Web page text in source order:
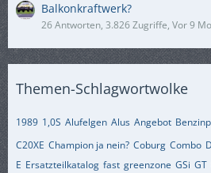
Balkonkraftwerk?
26 Antworten, 3.826 Zugriffe, Vor 9
Themen-Schlagwortwolke
1989 1,0S Alufelgen Alus Angebot
C20XE Champion ja nein? Coburg Combo
E Ersatzteilkatalog fast greenzone GSi GT